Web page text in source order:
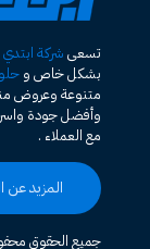
تسعى شركة ابتدي
بشكل خاص و
متنوعة وعروض
وأفضل جودة
مع العملاء .
المزيد عن
جميع الحقوق